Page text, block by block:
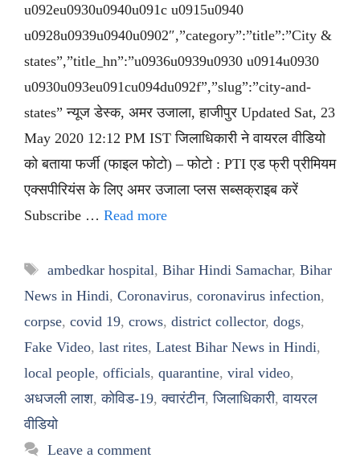
u092eu0930u0940u091c u0915u0940
u0928u0939u0940u0902″,”category”:”title”:”City &
states”,”title_hn”:”u0936u0939u0930 u0914u0930
u0930u093eu091cu094du092f”,”slug”:”city-and-
states” न्यूज डेस्क, अमर उजाला, हाजीपुर Updated Sat, 23
May 2020 12:12 PM IST जिलाधिकारी ने वायरल वीडियो
को बताया फर्जी (फाइल फोटो) – फोटो : PTI एड फ्री प्रीमियम
एक्सपीरियंस के लिए अमर उजाला प्लस सब्सक्राइब करें
Subscribe … Read more
Tags
ambedkar hospital, Bihar Hindi Samachar, Bihar
News in Hindi, Coronavirus, coronavirus infection,
corpse, covid 19, crows, district collector, dogs,
Fake Video, last rites, Latest Bihar News in Hindi,
local people, officials, quarantine, viral video,
अधजली लाश,कोविड-19,क्वारंटीन,जिलाधिकारी,वायरल
वीडियो
Leave a comment